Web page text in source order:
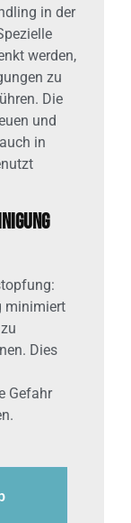
in der
werden,
zu
Die
und
in
minimiert
Dies
Gefahr